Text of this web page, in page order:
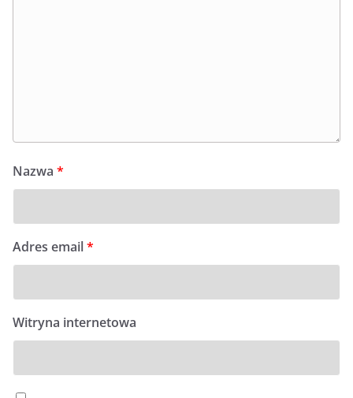
Nazwa *
Adres email*
Witryna internetowa